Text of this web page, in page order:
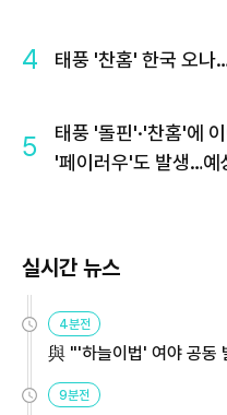
4 태풍 '찬홈' 한국 오나
5
태풍 '돌핀'·'찬홈'에
'페이러우'도 발생…예
실시간 뉴스
4분전
與 "'하늘이법' 여야 공동
9분전